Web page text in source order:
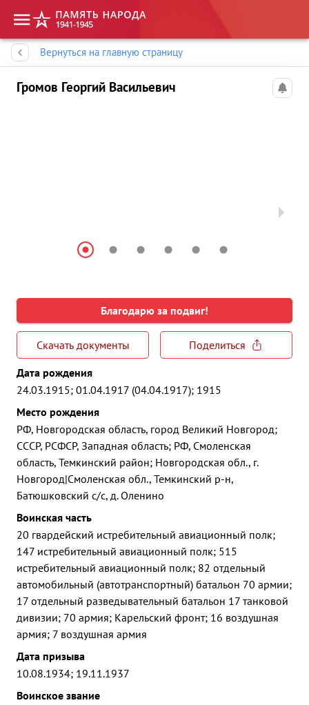
Вернуться на главную страницу
Громов Георгий Васильевич
Благодарю за подвиг!
Скачать документы
Поделиться
Дата рождения
24.03.1915; 01.04.1917 (04.04.1917); 1915
Место рождения
РФ, Новгородская область, город Великий Новгород;
СССР, РСФСР, Западная область; РФ, Смоленская
область, Темкинский район; Новгородская обл., г.
Новгород|Смоленская обл., Темкинский р-н,
Батюшковский с/с, д. Оленино
Воинская часть
20 гвардейский истребительный авиационный полк;
147 истребительный авиационный полк; 515
истребительный авиационный полк; 82 отдельный
автомобильный (автотранспортный) батальон 70 армии;
17 отдельный разведывательный батальон 17 танковой
дивизии; 70 армия; Карельский фронт; 16 воздушная
армия; 7 воздушная армия
Дата призыва
10.08.1934; 19.11.1937
Воинское звание
Память народа